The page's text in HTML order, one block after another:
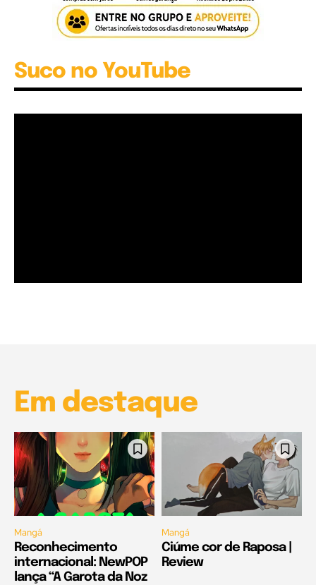
Suco no YouTube
Em destaque
Mangá
Reconhecimento
internacional: NewPOP
lança “A Garota da Noz
Mangá
Ciúme cor de Raposa |
Review